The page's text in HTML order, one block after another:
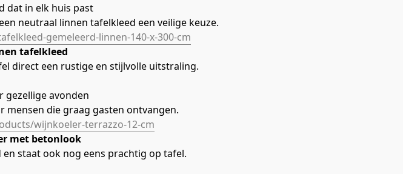
dat in elk huis past
neutraal linnen tafelkleed een veilige keuze.
gemeleerd-linnen-140-x-300-cm
tafelkleed
direct een rustige en stijlvolle uitstraling.
gezellige avonden
mensen die graag gasten ontvangen.
wijnkoeler-terrazzo-12-cm
met betonlook
staat ook nog eens prachtig op tafel.